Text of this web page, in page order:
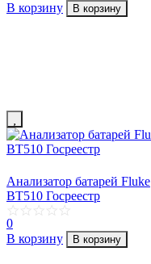
В корзину
В корзину
Анализатор батарей Fluke
BT510 Госреестр
0
В корзину
В корзину